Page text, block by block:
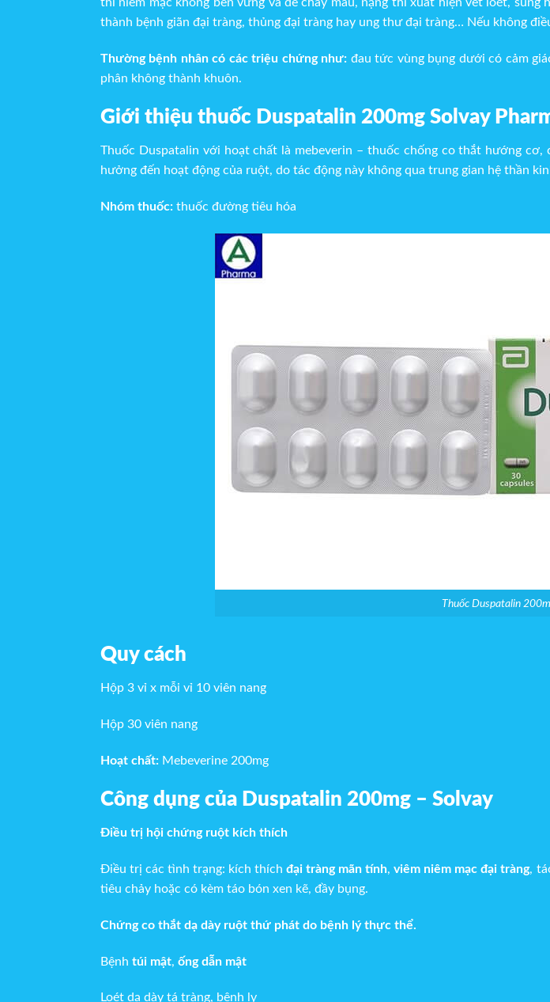
thành bệnh giãn đại tràng, thủng đại tràng hay ung thư đại tràng… Nếu không
Thường bệnh nhân có các triệu chứng như: đau tức vùng bụng dưới có cảm
phân không thành khuôn.
Giới thiệu thuốc Duspatalin 200mg Solvay
Thuốc Duspatalin với hoạt chất là mebeverin – thuốc chống co thắt hướng
hưởng đến hoạt động của ruột, do tác động này không qua trung gian hệ thần
Nhóm thuốc: thuốc đường tiêu hóa
Thuốc Duspatalin
Quy cách
Hộp 3 vỉ x mỗi vỉ 10 viên nang
Hộp 30 viên nang
Hoạt chất: Mebeverine 200mg
Công dụng của Duspatalin 200mg – Solvay
Điều trị hội chứng ruột kích thích
Điều trị các tình trạng: kích thíchđại tràng mãn tính,viêm niêm mạc đại tràng,
tiêu chảy hoặc có kèm táo bón xen kẽ, đầy bụng.
Chứng co thắt dạ dày ruột thứ phát do bệnh lý thực thể.
Bệnh túi mật, ống dẫn mật
Loét dạ dày tá tràng, bệnh lỵ